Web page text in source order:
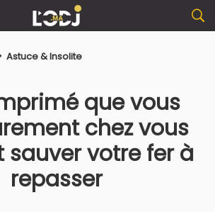
Astuce & Insolite
que vous
chez vous
sauver votre fer à
repasser